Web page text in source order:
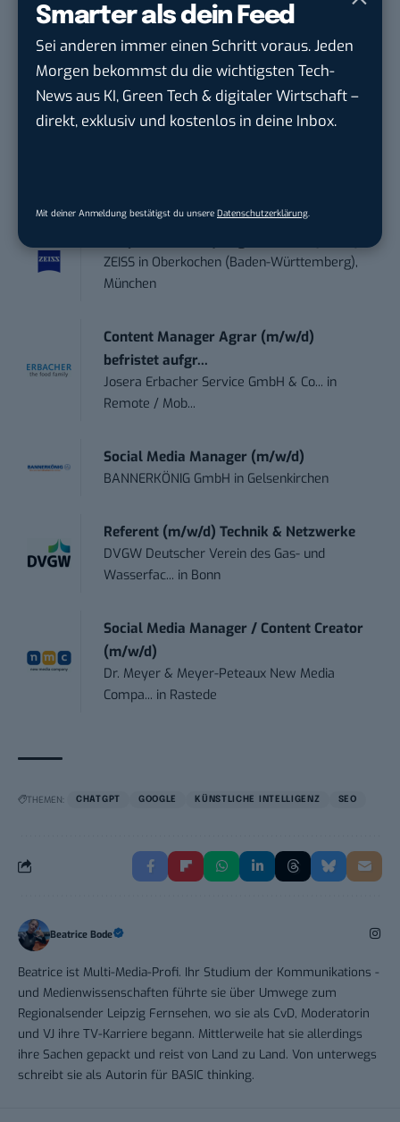
Smarter als dein Feed
Sei anderen immer einen Schritt voraus. Jeden
Morgen bekommst du die wichtigsten Tech-
News aus KI, Green Tech & digitaler Wirtschaft –
direkt, exklusiv und kostenlos in deine Inbox.
Mit deiner Anmeldung bestätigst du unsere Datenschutzerklärung.
Anforderungs- und Projektmanager
touristische...
trendtours Holding GmbHinEschborn
Sales-Manager (m/w/d) Online-
ZEISS in Oberkochen (Baden-Württemberg),
München
Content Manager Agrar (m/w/d)
befristet aufgr...
Josera Erbacher Service GmbH & Co... in
Remote / Mob...
Social Media Manager (m/w/d)
BANNERKÖNIG GmbH in Gelsenkirchen
Referent (m/w/d) Technik & Netzwerke
DVGW Deutscher Verein des Gas- und
Wasserfac... in Bonn
Social Media Manager / Content Creator
(m/w/d)
Dr. Meyer & Meyer-Peteaux New Media
Compa... in Rastede
THEMEN: CHATGPT GOOGLE KÜNSTLICHE INTELLIGENZ SEO
Beatrice Bode
Beatrice ist Multi-Media-Profi. Ihr Studium der Kommunikations -
und Medienwissenschaften führte sie über Umwege zum
Regionalsender Leipzig Fernsehen, wo sie als CvD, Moderatorin
und VJ ihre TV-Karriere begann. Mittlerweile hat sie allerdings
ihre Sachen gepackt und reist von Land zu Land. Von unterwegs
schreibt sie als Autorin für BASIC thinking.